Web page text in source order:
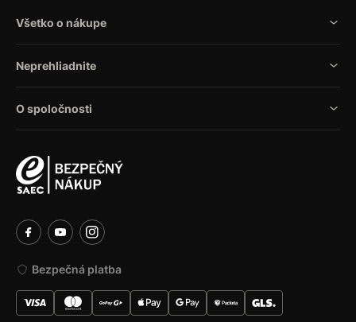
Všetko o nákupe
Neprehliadnite
O spoločnosti
Bezpečná platba